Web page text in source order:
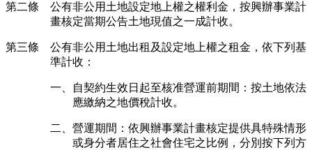
第二條 公有非公用土地設定地上權之權利金，按興辦事業計
畫核定當期公告土地現值之一成計收。
第三條 公有非公用土地出租及設定地上權之租金，依下列基
準計收：
一、自契約生效日起至核准營運前期間：按土地依法
應繳納之地價稅計收。
二、營運期間：依興辦事業計畫核定提供具特殊情形
或身分者居住之社會住宅之比例，分別按下列方